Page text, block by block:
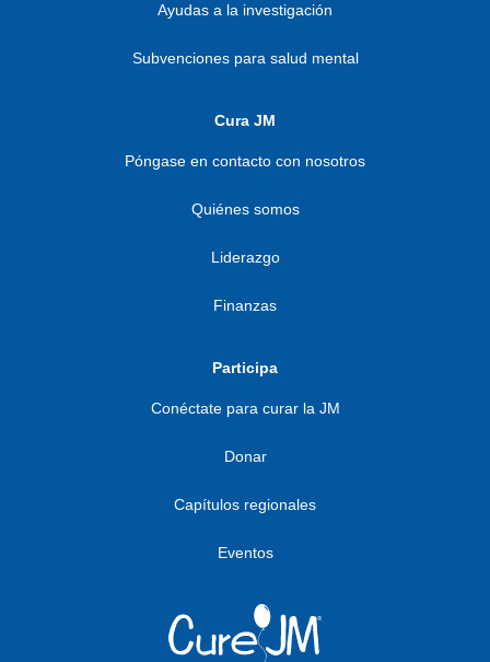
Ayudas a la investigación
Subvenciones para salud mental
Cura JM
Póngase en contacto con nosotros
Quiénes somos
Liderazgo
Finanzas
Participa
Conéctate para curar la JM
Donar
Capítulos regionales
Eventos